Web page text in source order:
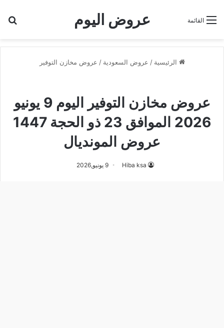
عروض اليوم القائمة
الرئيسية / عروض السعودية / عروض مخازن التوفير
عروض مخازن التوفير اليوم 9 يونيو
2026 الموافق 23 ذو الحجة 1447
عروض المونديال
Hiba ksa 9 يونيو,2026